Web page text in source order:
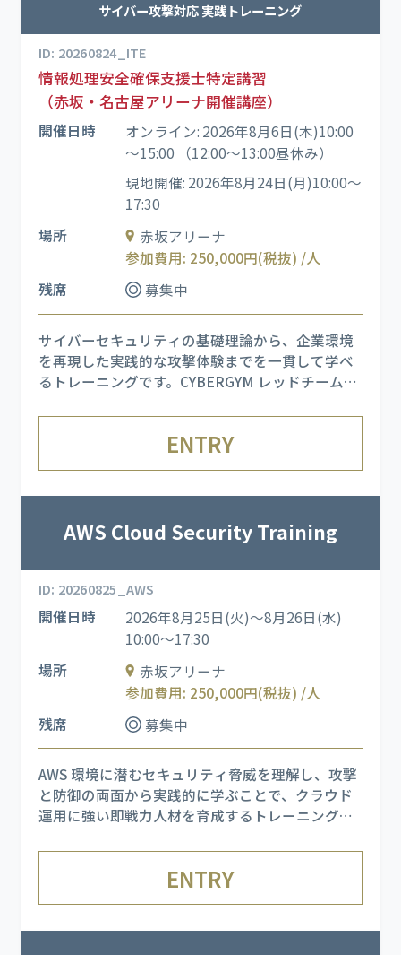
サイバー攻撃対応 実践トレーニング
ID: 20260824_ITE
情報処理安全確保支援士特定講習
（赤坂・名古屋アリーナ開催講座）
開催日時
オンライン: 2026年8月6日(木)10:00
～15:00 （12:00～13:00昼休み）
現地開催: 2026年8月24日(月)10:00～
17:30
場所
赤坂アリーナ
参加費用: 250,000円(税抜) /人
残席
募集中
サイバーセキュリティの基礎理論から、企業環境
を再現した実践的な攻撃体験までを一貫して学べ
るトレーニングです。CYBERGYM レッドチーム
を受けながら、各フェーズで発生する現象と適切
な対応を理解し、複数の検出・監視ツールを用い
ENTRY
AWS Cloud Security Training
ID: 20260825_AWS
開催日時
2026年8月25日(火)～8月26日(水)
10:00～17:30
場所
赤坂アリーナ
参加費用: 250,000円(税抜) /人
残席
募集中
AWS 環境に潜むセキュリティ脅威を理解し、攻撃
と防御の両面から実践的に学ぶことで、クラウド
運用に強い即戦力人材を育成するトレーニングで
フレームワークの活用、Wireshark を用いた侵入
分析、実際のインシデント事例研究を組み合わせ
ENTRY